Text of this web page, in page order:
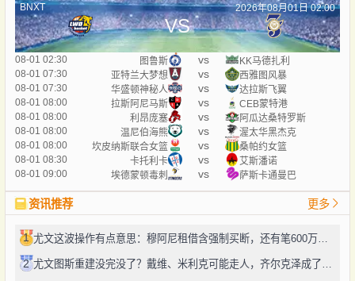
BNXT 2026年08月01日 02:00
VS
08-01 02:30 图鲁斯 vs
KK马德扎利
08-01 07:30
亚特兰大梦想 vs
西雅图风暴
08-01 07:30
华盛顿神秘人 vs
达拉斯飞翼
08-01 08:00
拉斯阿尼马斯 vs
CEB蒙特港
08-01 08:00
利昂庞塞 vs
阿瓜达桑特罗斯
08-01 08:00
温尼伯海熊 vs
渥太华黑杰克
08-01 08:00
坎皮纳斯联合女篮 vs
桑帕约女篮
08-01 08:30
卡托利卡 vs
艾斯潘诺
08-01 09:00
埃德蒙顿毒刺 vs 萨斯卡通曼巴
资讯推荐 更多
1 尤文这波操作有点意思：穆阿尼租借含强制买断，还有笔600万奖金悬了
2 尤文图斯重建没完没了？戴维、米利克可能走人，齐尔克泽成了新目标